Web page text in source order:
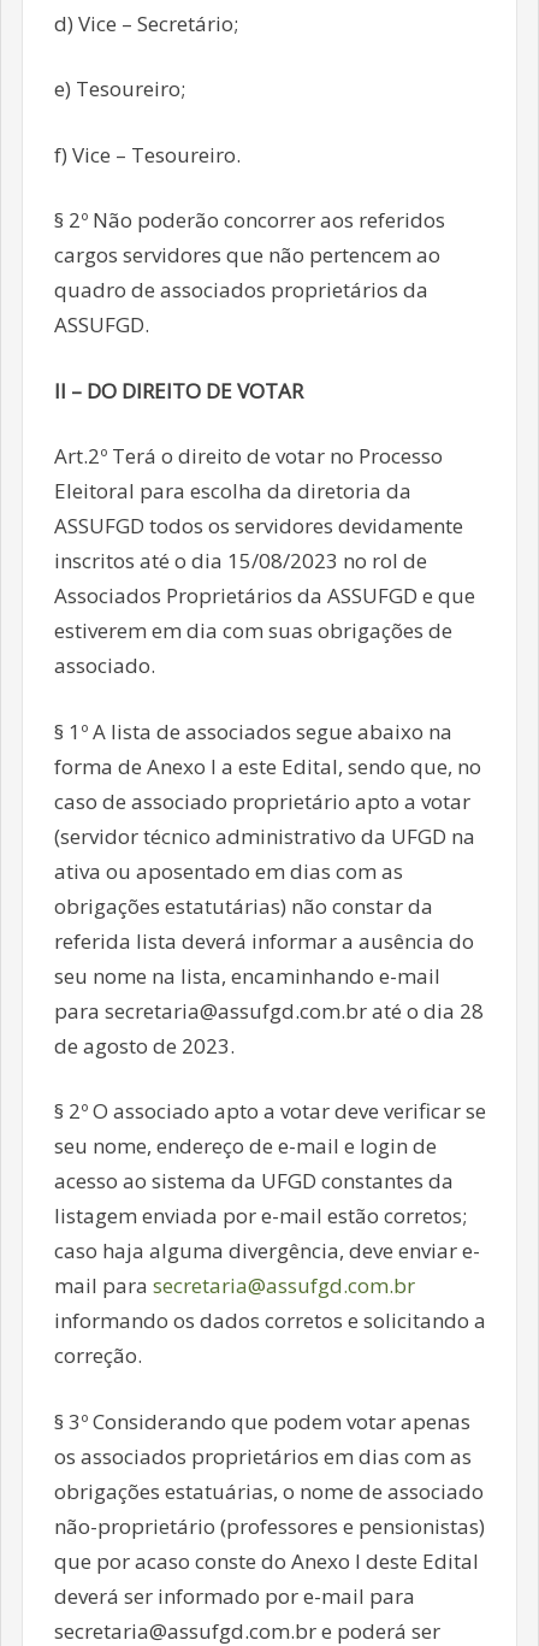
d) Vice – Secretário;
e) Tesoureiro;
f) Vice – Tesoureiro.
§ 2º Não poderão concorrer aos referidos
cargos servidores que não pertencem ao
quadro de associados proprietários da
ASSUFGD.
II – DO DIREITO DE VOTAR
Art.2º Terá o direito de votar no Processo
Eleitoral para escolha da diretoria da
ASSUFGD todos os servidores devidamente
inscritos até o dia 15/08/2023 no rol de
Associados Proprietários da ASSUFGD e que
estiverem em dia com suas obrigações de
associado.
§ 1º A lista de associados segue abaixo na
forma de Anexo I a este Edital, sendo que, no
caso de associado proprietário apto a votar
(servidor técnico administrativo da UFGD na
ativa ou aposentado em dias com as
obrigações estatutárias) não constar da
referida lista deverá informar a ausência do
seu nome na lista, encaminhando e-mail
para secretaria@assufgd.com.br até o dia 28
de agosto de 2023.
§ 2º O associado apto a votar deve verificar se
seu nome, endereço de e-mail e login de
acesso ao sistema da UFGD constantes da
listagem enviada por e-mail estão corretos;
caso haja alguma divergência, deve enviar e-
mail para secretaria@assufgd.com.br
informando os dados corretos e solicitando a
correção.
§ 3º Considerando que podem votar apenas
os associados proprietários em dias com as
obrigações estatuárias, o nome de associado
não-proprietário (professores e pensionistas)
que por acaso conste do Anexo I deste Edital
deverá ser informado por e-mail para
secretaria@assufgd.com.br e poderá ser